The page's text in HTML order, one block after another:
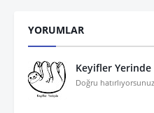
YORUMLAR
Keyifler Yerinde
Doğru